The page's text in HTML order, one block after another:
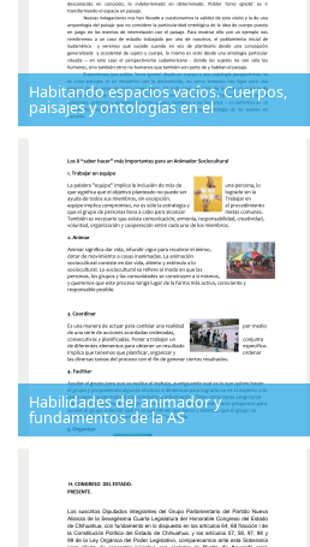
Habitando espacios vacíos. Cuerpos,
paisajes y ontologías en el
Habilidades del animador y
fundamentos de la AS